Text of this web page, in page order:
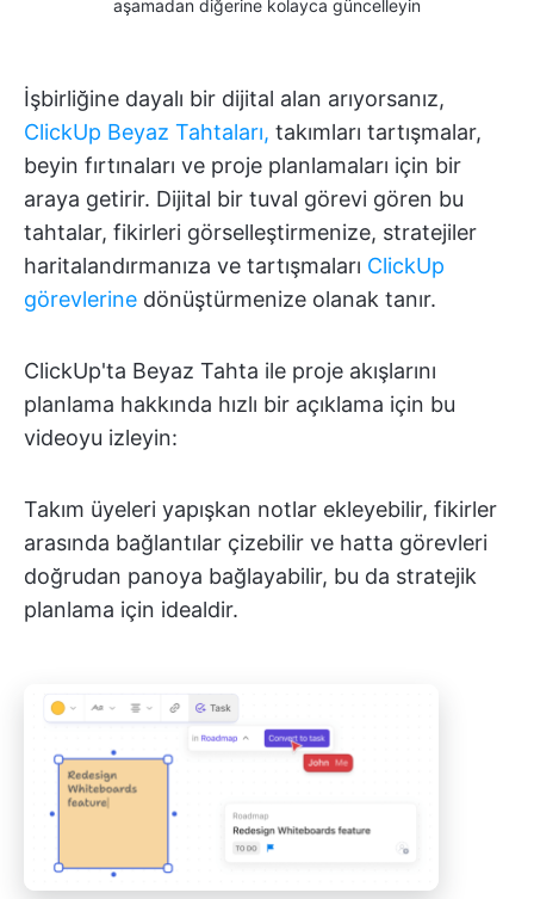
aşamadan diğerine kolayca güncelleyin
İşbirliğine dayalı bir dijital alan arıyorsanız,
ClickUp Beyaz Tahtaları, takımları tartışmalar,
beyin fırtınaları ve proje planlamaları için bir
araya getirir. Dijital bir tuval görevi gören bu
tahtalar, fikirleri görselleştirmenize, stratejiler
haritalandırmanıza ve tartışmaları ClickUp
görevlerine dönüştürmenize olanak tanır.
ClickUp'ta Beyaz Tahta ile proje akışlarını
planlama hakkında hızlı bir açıklama için bu
videoyu izleyin:
Takım üyeleri yapışkan notlar ekleyebilir, fikirler
arasında bağlantılar çizebilir ve hatta görevleri
doğrudan panoya bağlayabilir, bu da stratejik
planlama için idealdir.